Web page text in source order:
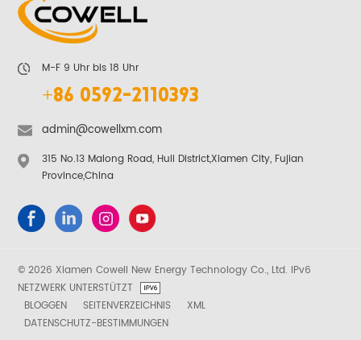
M-F 9 Uhr bis 18 Uhr
+86 0592-2110393
admin@cowellxm.com
315 No.13 Malong Road, Huli District,Xiamen City, Fujian
Province,China
© 2026 Xiamen Cowell New Energy Technology Co., Ltd. IPv6
NETZWERK UNTERSTÜTZT
BLOGGEN
SEITENVERZEICHNIS
XML
DATENSCHUTZ-BESTIMMUNGEN